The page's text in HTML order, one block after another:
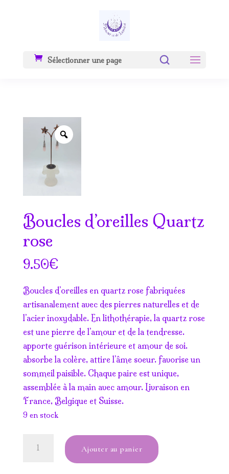
Sélectionner une page
Zoom
Boucles d’oreilles Quartz
rose
9.50€
Boucles d’oreilles en quartz rose fabriquées
artisanalement avec des pierres naturelles et de
l’acier inoxydable. En lithothérapie, la quartz rose
est une pierre de l’amour et de la tendresse.
apporte guérison intérieure et amour de soi.
absorbe la colère, attire l’âme soeur. favorise un
sommeil paisible. Chaque paire est unique,
assemblée à la main avec amour. Livraison en
France, Belgique et Suisse.
9 en stock
Ajouter au panier